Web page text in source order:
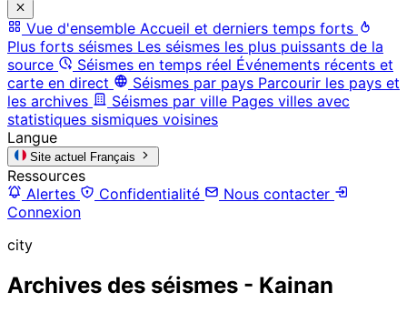
Vue d'ensemble Accueil et derniers temps forts
Plus forts séismes Les séismes les plus puissants de la
source
Séismes en temps réel Événements récents et
carte en direct
Séismes par pays Parcourir les pays et
les archives
Séismes par ville Pages villes avec
statistiques sismiques voisines
Langue
Site actuel Français
Ressources
Alertes
Confidentialité
Nous contacter
Connexion
city
Archives des séismes - Kainan